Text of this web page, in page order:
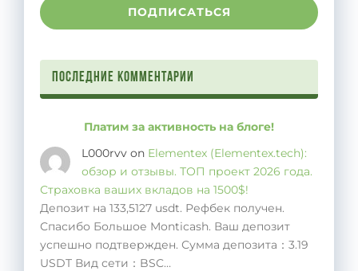
Последние комментарии
Платим за активность на блоге!
L000rvv on Elementex (Elementex.tech):
обзор и отзывы. ТОП проект 2026 года.
Страховка ваших вкладов на 1500$!
Депозит на 133,5127 usdt. Рефбек получен.
Спасибо Большое Monticash. Ваш депозит
успешно подтвержден. Сумма депозита：3.19
USDT Вид сети：BSC…